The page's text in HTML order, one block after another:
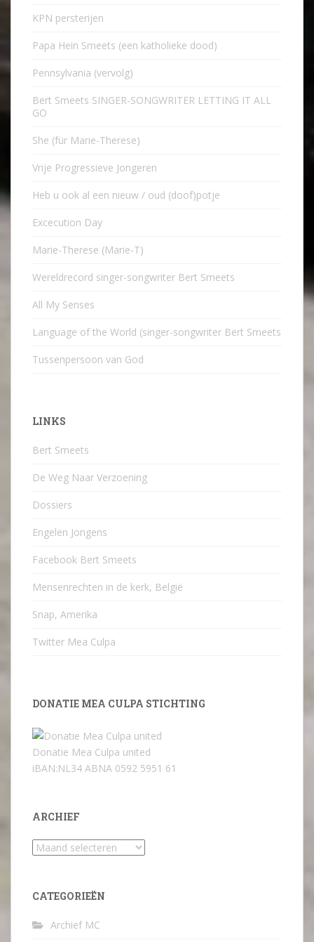
KPN persterijen
Papa Hein Smeets (een katholieke dood)
Pennsylvania (vervolg)
Bert Smeets SINGER-SONGWRITER LETTING IT ALL
GO
She (für Marie-Therese)
Vrije Progressieve Jongeren
Heb u ook al een nieuw / oud (doof)potje
Excecution Day
Marie-Therese (Marie-T)
Wereldrecord singer-songwriter Bert Smeets
All My Senses
Language of the World (singer-songwriter Bert Smeets
Tussenpersoon van God
LINKS
Bert Smeets
De Weg Naar Verzoening
Dossiers
Engelen Jongens
Facebook Bert Smeets
Mensenrechten in de kerk, België
Snap, Amerika
Twitter Mea Culpa
DONATIE MEA CULPA STICHTING
Donatie Mea Culpa united
iBAN:NL34 ABNA 0592 5951 61
ARCHIEF
Archief
CATEGORIEËN
Archief MC